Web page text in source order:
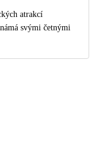
atrakcí
svými četnými